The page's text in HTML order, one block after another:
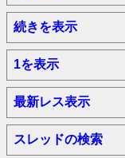
続きを表示
1を表示
最新レス表示
スレッドの検索